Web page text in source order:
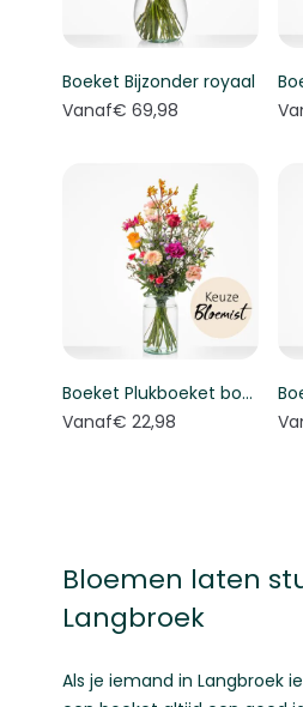
Boeket Bijzonder royaal
Vanaf€ 69,98
Boeket Plukboeket bont - Keuze bloemist
Vanaf€ 22,98
Bloemen laten
Langbroek
Als je iemand in Langbroek